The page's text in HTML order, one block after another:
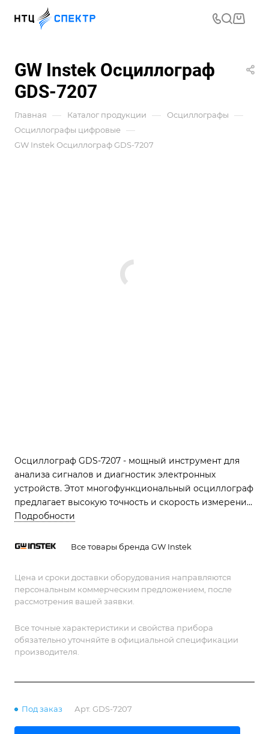
GW Instek Осциллограф
GDS-7207
Главная — Каталог продукции — Осциллографы —
Осциллографы цифровые —
GW Instek Осциллограф GDS-7207
Осциллограф GDS-7207 - мощный инструмент для
анализа сигналов и диагностик электронных
устройств. Этот многофункциональный осциллограф
предлагает высокую точность и скорость измерений,
а также удобный интерфейс для простого и
Подробности
Все товары бренда GW Instek
Цена и сроки доставки оборудования направляются
персональным коммерческим предложением, после
рассмотрения вашей заявки.
Все точные характеристики и свойства прибора
обязательно уточняйте в официальной спецификации
производителя.
Под заказ Арт. GDS-7207